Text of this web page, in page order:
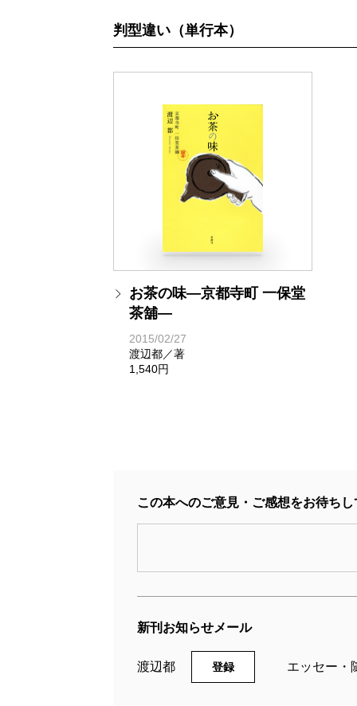
判型違い（単行本）
お茶の味―京都寺町 一保堂
茶舖―
2015/02/27
渡辺都／著
1,540円
この本へのご意見・ご感想をお待ち
新刊お知らせメール
渡辺都 登録 エッセー・